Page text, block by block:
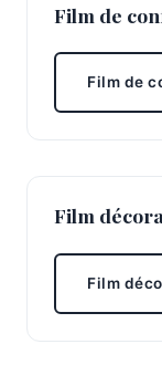
Film de
Film de
Film
Film